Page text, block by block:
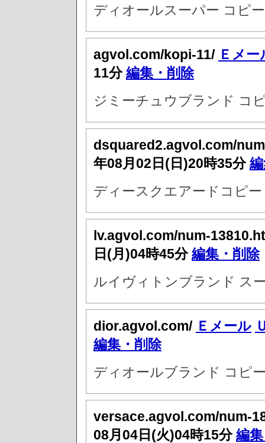
ディオールスーパー コピ
agvol.com/kopi-11/ Ｅメー
11分編集・削除
ジミーチュウブランド コ
dsquared2.agvol.com/
年08月02日(日)20時35分
ディースクエアードコピ
lv.agvol.com/num-
日(月)04時45分編集・削除
ルイヴィトンブランド ス
dior.agvol.com/ Ｅメール
編集・削除
ディオールブランド コピ
versace.agvol.com/num-
08月04日(火)04時15分編